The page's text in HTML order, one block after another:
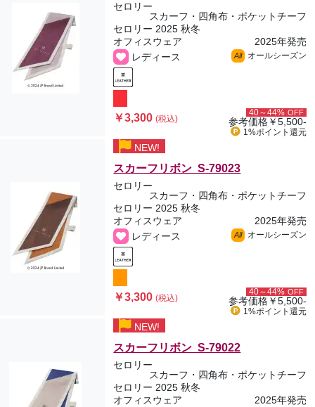
セロリー
スカーフ・四角布・ポケットチーフ
セロリー 2025 秋冬
オフィスウェア
2025年発売
レディース
All オールシーズン
￥3,300(税込)
40～44% OFF
参考価格￥5,500-
1%ポイント 還元
NEW!
スカーフリボン S-79023
セロリー
スカーフ・四角布・ポケットチーフ
セロリー 2025 秋冬
オフィスウェア
2025年発売
レディース
All オールシーズン
￥3,300(税込)
40～44% OFF
参考価格￥5,500-
1%ポイント 還元
NEW!
スカーフリボン S-79022
セロリー
スカーフ・四角布・ポケットチーフ
セロリー 2025 秋冬
オフィスウェア
2025年発売